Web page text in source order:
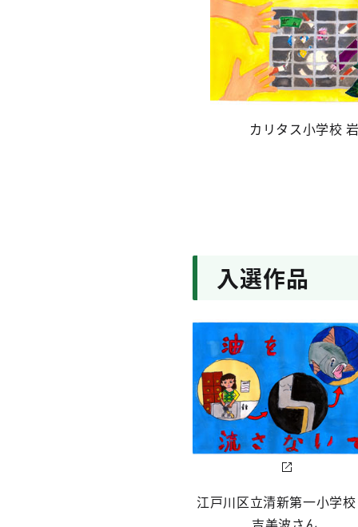
カリタス小学校
入選作品
江戸川区立清新第一小学